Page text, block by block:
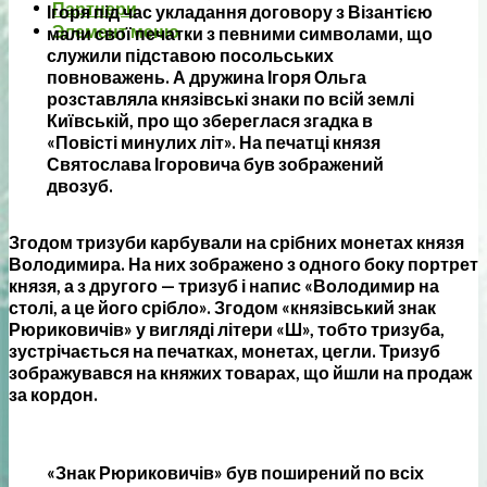
Партнери
Элемент меню
Ігоря під час укладання договору з Візантією
мали свої печатки з певними символами, що
служили підставою посольських
повноважень. А дружина Ігоря Ольга
розставляла князівські знаки по всій землі
Київській, про що збереглася згадка в
«Повісті минулих літ». На печатці князя
Святослава Ігоровича був зображений
двозуб.
Згодом тризуби карбували на срібних монетах князя
Володимира. На них зображено з одного боку портрет
князя, а з другого — тризуб і напис «Володимир на
столі, а це його срібло». Згодом «князівський знак
Рюриковичів» у вигляді літери «Ш», тобто тризуба,
зустрічається на печатках, монетах, цегли. Тризуб
зображувався на княжих товарах, що йшли на продаж
за кордон.
«Знак Рюриковичів» був поширений по всіх